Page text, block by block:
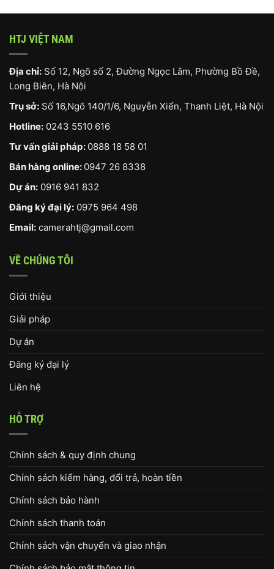
HTJ VIỆT NAM
Địa chỉ: Số 12, Ngõ số 2, Đường Ngọc Lâm, Phường Bồ Đề,
Long Biên, Hà Nội
Trụ sở: Số 16,Ngõ 140/1/6, Nguyễn Xiển, Thanh Liệt, Hà Nội
Hotline: 0243 5510 616
Tư vấn giải pháp: 0888 18 58 01
Bán hàng online: 0947 26 8338
Dự án: 0916 941 832
Đăng ký đại lý: 0975 964 498
Email: camerahtj@gmail.com
VỀ CHÚNG TÔI
Giới thiệu
Giải pháp
Dự án
Đăng ký đại lý
Liên hệ
HỖ TRỢ
Chính sách & quy định chung
Chính sách kiểm hàng, đổi trả, hoàn tiền
Chính sách bảo hành
Chính sách thanh toán
Chính sách vận chuyển và giao nhận